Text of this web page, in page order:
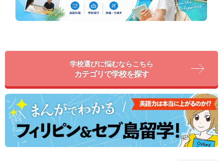
学校選びに悩むならこちら
カテゴリで学校を探す